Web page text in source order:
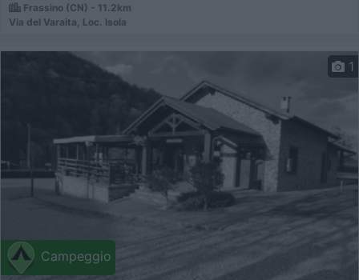
Frassino (CN) - 11.2km
Via del Varaita, Loc. Isola
Campeggio
1